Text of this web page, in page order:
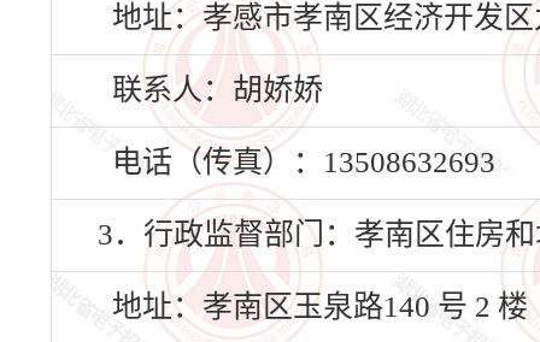
地址：孝感市孝南区经济开发
联系人：胡娇娇
电话（传真）：13508632693
3．行政监督部门：孝南区住房
地址：孝南区玉泉路140 号 2 楼